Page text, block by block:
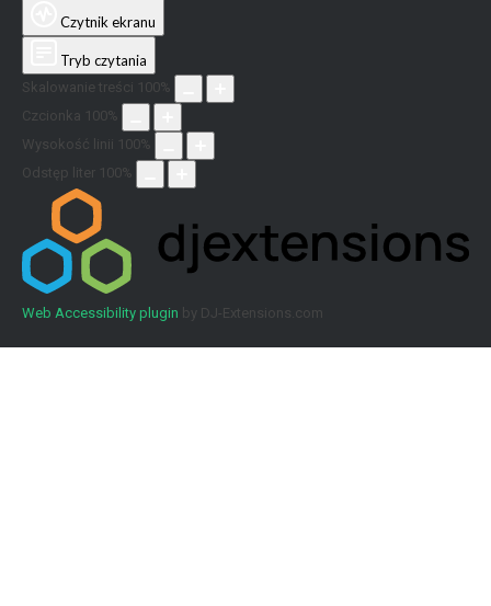
Czytnik ekranu
Tryb czytania
Skalowanie treści 100%
Czcionka 100%
Wysokość linii 100%
Odstęp liter 100%
Web Accessibility plugin by DJ-Extensions.com